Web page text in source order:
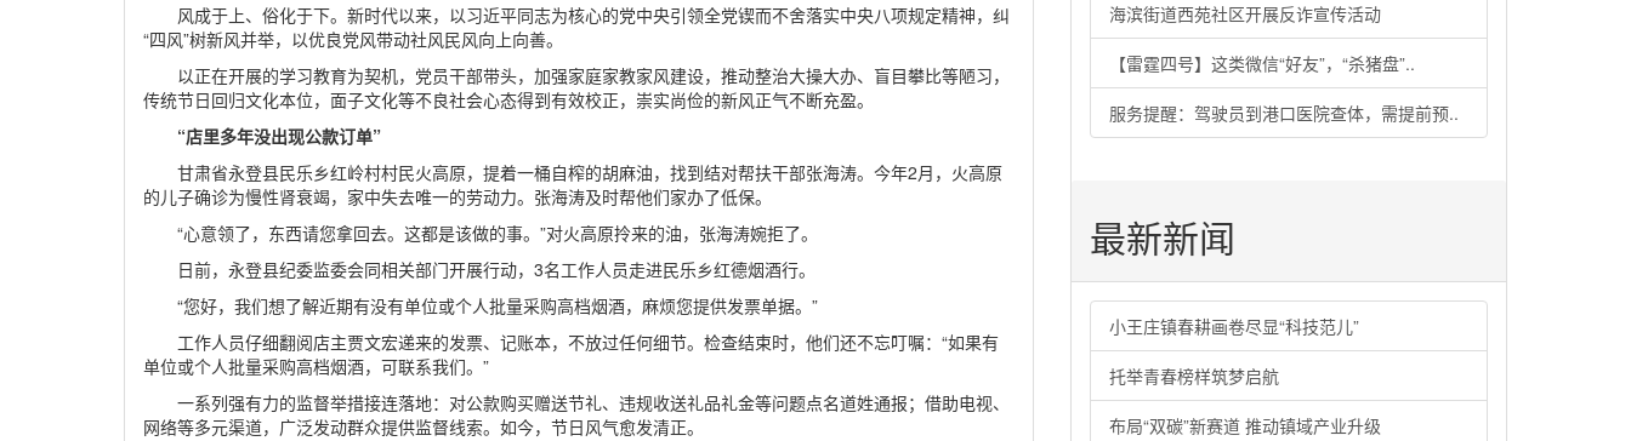
风成于上、俗化于下。新时代以来，以习近平同志为核心的党中央引领全党锲而不舍落实中央八项规定精神，纠
“四风”树新风并举，以优良党风带动社风民风向上向善。
以正在开展的学习教育为契机，党员干部带头，加强家庭家教家风建设，推动整治大操大办、盲目攀比等陋习，
传统节日回归文化本位，面子文化等不良社会心态得到有效校正，崇实尚俭的新风正气不断充盈。
“店里多年没出现公款订单”
甘肃省永登县民乐乡红岭村村民火高原，提着一桶自榨的胡麻油，找到结对帮扶干部张海涛。今年2月，火高原
的儿子确诊为慢性肾衰竭，家中失去唯一的劳动力。张海涛及时帮他们家办了低保。
“心意领了，东西请您拿回去。这都是该做的事。”对火高原拎来的油，张海涛婉拒了。
日前，永登县纪委监委会同相关部门开展行动，3名工作人员走进民乐乡红德烟酒行。
“您好，我们想了解近期有没有单位或个人批量采购高档烟酒，麻烦您提供发票单据。”
工作人员仔细翻阅店主贾文宏递来的发票、记账本，不放过任何细节。检查结束时，他们还不忘叮嘱：“如果有
单位或个人批量采购高档烟酒，可联系我们。”
一系列强有力的监督举措接连落地：对公款购买赠送节礼、违规收送礼品礼金等问题点名道姓通报；借助电视、
网络等多元渠道，广泛发动群众提供监督线索。如今，节日风气愈发清正。
海滨街道西苑社区开展反诈宣传活动
【雷霆四号】这类微信“好友”，“杀猪盘”..
服务提醒：驾驶员到港口医院查体，需提前预..
最新新闻
小王庄镇春耕画卷尽显“科技范儿”
托举青春榜样筑梦启航
布局“双碳”新赛道 推动镇域产业升级